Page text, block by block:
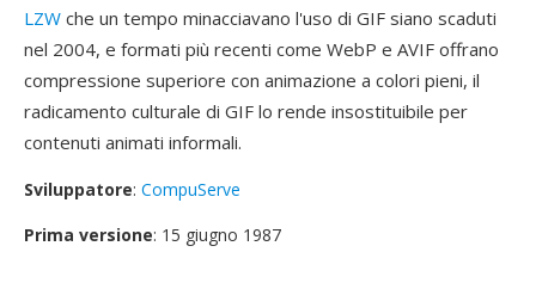
LZW che un tempo minacciavano l'uso di GIF siano scaduti
nel 2004, e formati più recenti come WebP e AVIF offrano
compressione superiore con animazione a colori pieni, il
radicamento culturale di GIF lo rende insostituibile per
contenuti animati informali.
Sviluppatore: CompuServe
Prima versione: 15 giugno 1987